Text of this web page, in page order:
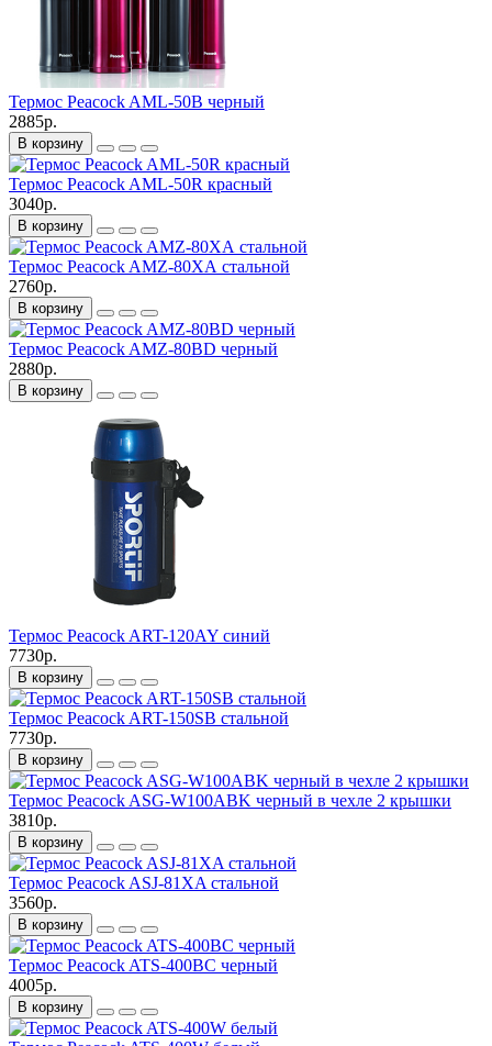
Термос Peacock AML-50B черный
2885р.
В корзину
Термос Peacock AML-50R красный
3040р.
В корзину
Термос Peacock AMZ-80ХА стальной
2760р.
В корзину
Термос Peacock AMZ-80BD черный
2880р.
В корзину
Термос Peacock ART-120AY синий
7730р.
В корзину
Термос Peacock ART-150SB стальной
7730р.
В корзину
Термос Peacock ASG-W100ABK черный в чехле 2 крышки
3810р.
В корзину
Термос Peacock ASJ-81XA стальной
3560р.
В корзину
Термос Peacock ATS-400BC черный
4005р.
В корзину